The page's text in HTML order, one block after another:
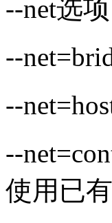
--net选
--
--
--
使用已